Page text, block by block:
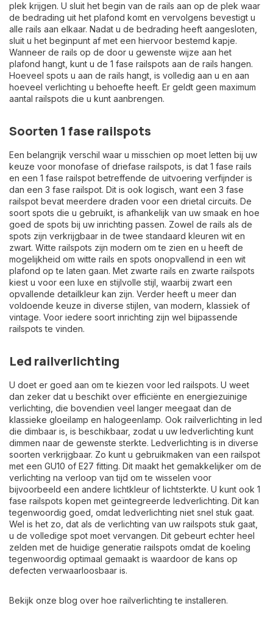
plek krijgen. U sluit het begin van de rails aan op de plek waar
de bedrading uit het plafond komt en vervolgens bevestigt u
alle rails aan elkaar. Nadat u de bedrading heeft aangesloten,
sluit u het beginpunt af met een hiervoor bestemd kapje.
Wanneer de rails op de door u gewenste wijze aan het
plafond hangt, kunt u de 1 fase railspots aan de rails hangen.
Hoeveel spots u aan de rails hangt, is volledig aan u en aan
hoeveel verlichting u behoefte heeft. Er geldt geen maximum
aantal railspots die u kunt aanbrengen.
Soorten 1 fase railspots
Een belangrijk verschil waar u misschien op moet letten bij uw
keuze voor monofase of driefase railspots , is dat 1 fase rails
en een 1 fase railspot betreffende de uitvoering verfijnder is
dan een 3 fase railspot. Dit is ook logisch, want een 3 fase
railspot bevat meerdere draden voor een drietal circuits. De
soort spots die u gebruikt, is afhankelijk van uw smaak en hoe
goed de spots bij uw inrichting passen. Zowel de rails als de
spots zijn verkrijgbaar in de twee standaard kleuren wit en
zwart. Witte railspots zijn modern om te zien en u heeft de
mogelijkheid om witte rails en spots onopvallend in een wit
plafond op te laten gaan. Met zwarte rails en zwarte railspots
kiest u voor een luxe en stijlvolle stijl, waarbij zwart een
opvallende detailkleur kan zijn. Verder heeft u meer dan
voldoende keuze in diverse stijlen, van modern, klassiek of
vintage. Voor iedere soort inrichting zijn wel bijpassende
railspots te vinden.
Led railverlichting
U doet er goed aan om te kiezen voor led railspots. U weet
dan zeker dat u beschikt over efficiënte en energiezuinige
verlichting, die bovendien veel langer meegaat dan de
klassieke gloeilamp en halogeenlamp. Ook railverlichting in led
die dimbaar is, is beschikbaar, zodat u uw ledverlichting kunt
dimmen naar de gewenste sterkte. Ledverlichting is in diverse
soorten verkrijgbaar. Zo kunt u gebruikmaken van een railspot
met een GU10 of E27 fitting. Dit maakt het gemakkelijker om de
verlichting na verloop van tijd om te wisselen voor
bijvoorbeeld een andere lichtkleur of lichtsterkte. U kunt ook 1
fase railspots kopen met geïntegreerde ledverlichting. Dit kan
tegenwoordig goed, omdat ledverlichting niet snel stuk gaat.
Wel is het zo, dat als de verlichting van uw railspots stuk gaat,
u de volledige spot moet vervangen. Dit gebeurt echter heel
zelden met de huidige generatie railspots omdat de koeling
tegenwoordig optimaal gemaakt is waardoor de kans op
defecten verwaarloosbaar is.
Bekijk onze blog over hoe railverlichting te installeren.